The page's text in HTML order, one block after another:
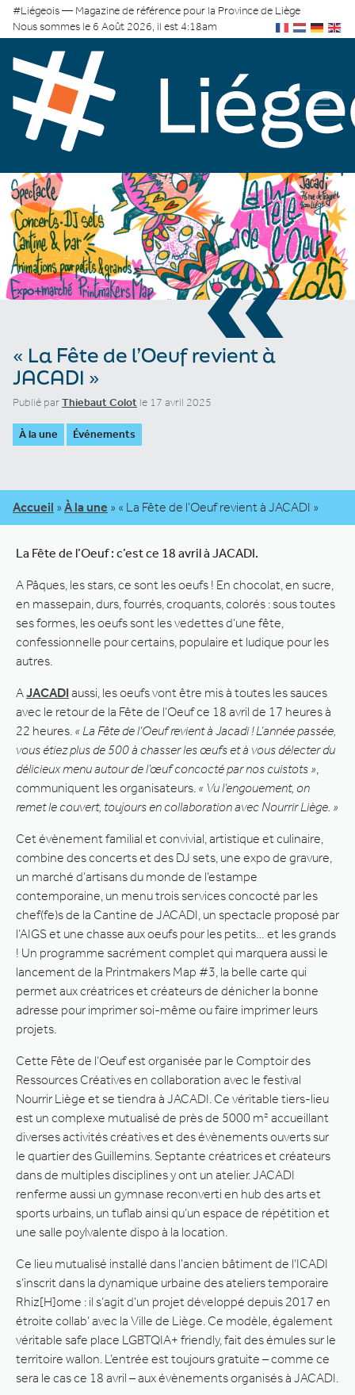
#Liégeois — Magazine de référence pour la Province de Liège
Nous sommes le 6 Août 2026, il est 4:18am
«
« La Fête de l’Oeuf revient à
JACADI »
Publié parThiebaut Colot le 17 avril 2025
À la une Événements
Accueil » À la une » « La Fête de l’Oeuf revient à JACADI »
La Fête de l’Oeuf : c’est ce 18 avril à JACADI.
A Pâques, les stars, ce sont les oeufs ! En chocolat, en sucre,
en massepain, durs, fourrés, croquants, colorés : sous toutes
ses formes, les oeufs sont les vedettes d’une fête,
confessionnelle pour certains, populaire et ludique pour les
autres.
AJACADIaussi, les oeufs vont être mis à toutes les sauces
avec le retour de la Fête de l’Oeuf ce 18 avril de 17 heures à
22 heures. « La Fête de l’Oeuf revient à Jacadi ! L’année passée,
vous étiez plus de 500 à chasser les œufs et à vous délecter du
délicieux menu autour de l’œuf concocté par nos cuistots »
communiquent les organisateurs. « Vu l’engouement, on
remet le couvert, toujours en collaboration avec Nourrir Liège. »
Cet évènement familial et convivial, artistique et culinaire,
combine des concerts et des DJ sets, une expo de gravure,
un marché d’artisans du monde de l’estampe
contemporaine, un menu trois services concocté par les
chef(fe)s de la Cantine de JACADI, un spectacle proposé par
l’AIGS et une chasse aux oeufs pour les petits… et les grands
! Un programme sacrément complet qui marquera aussi le
lancement de la Printmakers Map #3, la belle carte qui
permet aux créatrices et créateurs de dénicher la bonne
adresse pour imprimer soi-même ou faire imprimer leurs
projets.
Cette Fête de l’Oeuf est organisée par le Comptoir des
Ressources Créatives en collaboration avec le festival
Nourrir Liège et se tiendra à JACADI. Ce véritable tiers-lieu
est un complexe mutualisé de près de 5000 m² accueillant
diverses activités créatives et des évènements ouverts sur
le quartier des Guillemins. Septante créatrices et créateurs
dans de multiples disciplines y ont un atelier. JACADI
renferme aussi un gymnase reconverti en hub des arts et
sports urbains, un tuflab ainsi qu’un espace de répétition et
une salle poylvalente dispo à la location.
Ce lieu mutualisé installé dans l’ancien bâtiment de l’ICADI
s’inscrit dans la dynamique urbaine des ateliers temporaire
Rhiz[H]ome : il s’agit d’un projet développé depuis 2017 en
étroite collab’ avec la Ville de Liège. Ce modèle, également
véritable safe place LGBTQIA+ friendly, fait des émules sur le
territoire wallon. L’entrée est toujours gratuite – comme ce
sera le cas ce 18 avril – aux évènements organisés à JACADI.